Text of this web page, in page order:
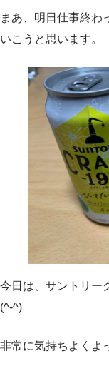
まあ、明日仕事終わ
いこうと思います。
今日は、サントリー
(^-^)
非常に気持ちよくよ